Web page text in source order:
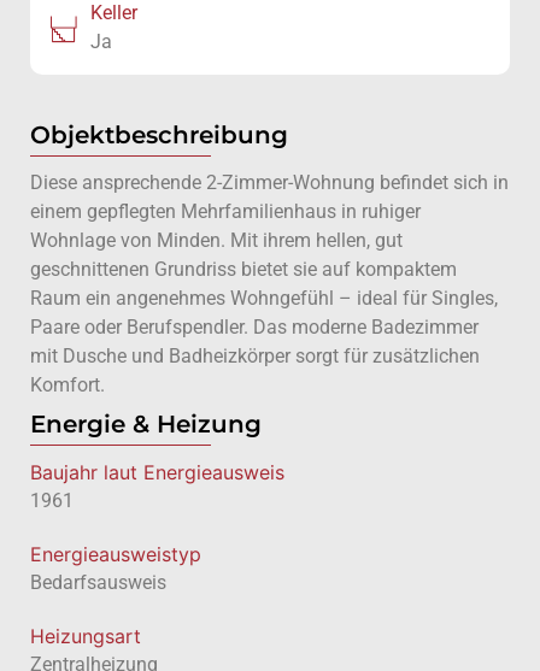
Keller
Ja
Objektbeschreibung
Diese ansprechende 2-Zimmer-Wohnung befindet sich in
einem gepflegten Mehrfamilienhaus in ruhiger
Wohnlage von Minden. Mit ihrem hellen, gut
geschnittenen Grundriss bietet sie auf kompaktem
Raum ein angenehmes Wohngefühl – ideal für Singles,
Paare oder Berufspendler. Das moderne Badezimmer
mit Dusche und Badheizkörper sorgt für zusätzlichen
Komfort.
Energie & Heizung
Baujahr laut Energieausweis
1961
Energie­ausweistyp
Bedarfsausweis
Heizungsart
Zentralheizung